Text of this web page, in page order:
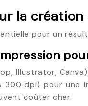
la création
pour un
Illustrator,
dpi) pour une
coûter cher.